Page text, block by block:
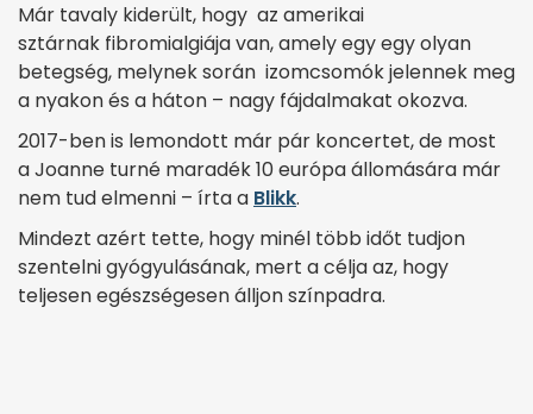
Már tavaly kiderült, hogy az amerikai
sztárnak fibromialgiája van, amely egy egy olyan
betegség, melynek során izomcsomók jelennek meg
a nyakon és a háton – nagy fájdalmakat okozva.
2017-ben is lemondott már pár koncertet, de most
a Joanne turné maradék 10 európa állomására már
nem tud elmenni – írta a Blikk.
Mindezt azért tette, hogy minél több időt tudjon
szentelni gyógyulásának, mert a célja az, hogy
teljesen egészségesen álljon színpadra.